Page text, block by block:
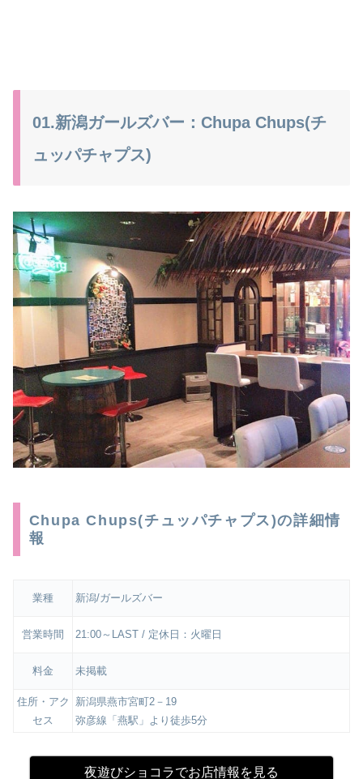
01.新潟ガールズバー：Chupa Chups(チ
ュッパチャプス)
Chupa Chups(チュッパチャプス)の詳細情
報
業種 新潟/ガールズバー
営業時間 21:00～LAST / 定休日：火曜日
料金 未掲載
住所・アク
セス
新潟県燕市宮町2－19
弥彦線「燕駅」より徒歩5分
夜遊びショコラでお店情報を見る